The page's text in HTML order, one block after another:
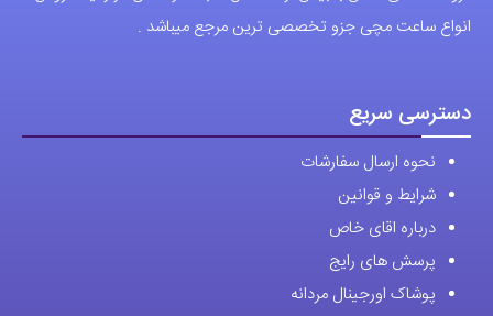
در
انتخاب
انواع ساعت مچی جزو تخصصی ترین مرجع میباشد .
دسترسی سریع
نحوه ارسال سفارشات
شرایط و قوانین
درباره اقای خاص
پرسش های رایج
پوشاک اورجینال مردانه